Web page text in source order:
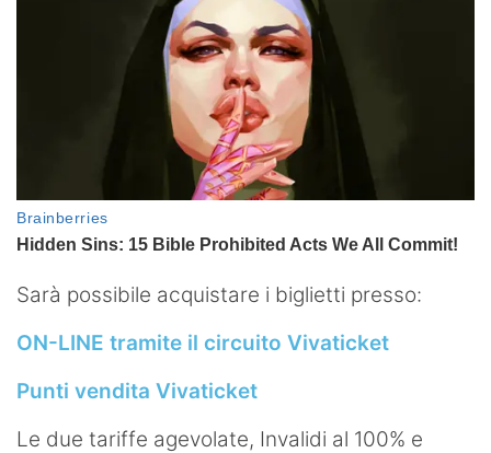
Sarà possibile acquistare i biglietti presso:
ON-LINE tramite il circuito Vivaticket
Punti vendita Vivaticket
Le due tariffe agevolate, Invalidi al 100% e